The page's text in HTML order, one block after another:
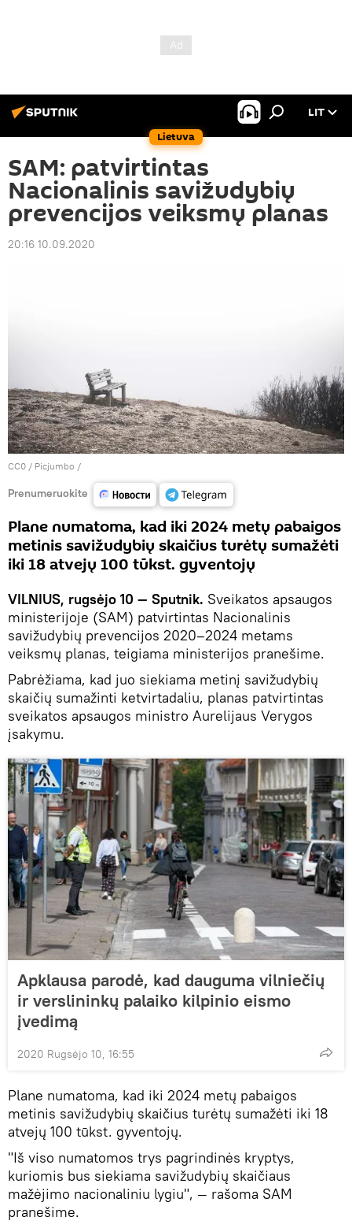
Lietuva
LIT
SAM: patvirtintas
Nacionalinis savižudybių
prevencijos veiksmų planas
20:16 10.09.2020
CC0 / Picjumbo /
Prenumeruokite
Plane numatoma, kad iki 2024 metų pabaigos
metinis savižudybių skaičius turėtų sumažėti
iki 18 atvejų 100 tūkst. gyventojų
VILNIUS, rugsėjo 10 — Sputnik. Sveikatos apsaugos
ministerijoje (SAM) patvirtintas Nacionalinis
savižudybių prevencijos 2020–2024 metams
veiksmų planas, teigiama ministerijos pranešime.
Pabrėžiama, kad juo siekiama metinį savižudybių
skaičių sumažinti ketvirtadaliu, planas patvirtintas
sveikatos apsaugos ministro Aurelijaus Verygos
įsakymu.
Apklausa parodė, kad dauguma vilniečių
ir verslininkų palaiko kilpinio eismo
įvedimą
2020 Rugsėjo 10, 16:55
Plane numatoma, kad iki 2024 metų pabaigos
metinis savižudybių skaičius turėtų sumažėti iki 18
atvejų 100 tūkst. gyventojų.
"Iš viso numatomos trys pagrindinės kryptys,
kuriomis bus siekiama savižudybių skaičiaus
mažėjimo nacionaliniu lygiu", — rašoma SAM
pranešime.